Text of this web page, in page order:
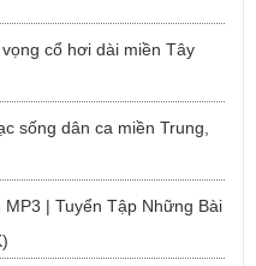
cổ hơi dài miền Tây
sống dân ca miền Trung,
| Tuyển Tập Những Bài